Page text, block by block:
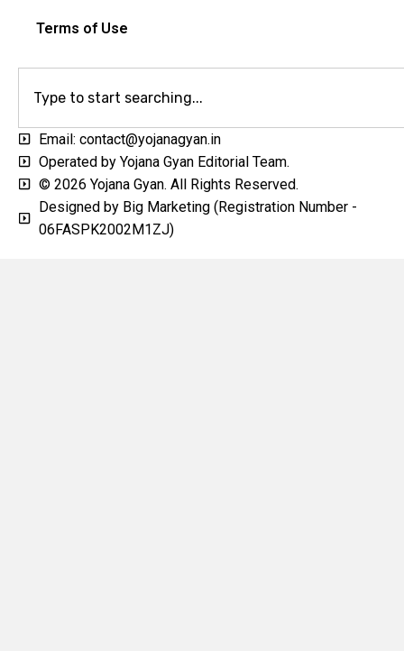
Terms of Use
Email: contact@yojanagyan.in
Operated by Yojana Gyan Editorial Team.
© 2026 Yojana Gyan. All Rights Reserved.
Designed by Big Marketing (Registration Number -
06FASPK2002M1ZJ)